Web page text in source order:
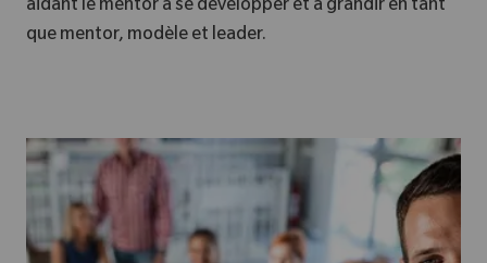
aidant le mentor à se développer et à grandir en tant
que mentor, modèle et leader.